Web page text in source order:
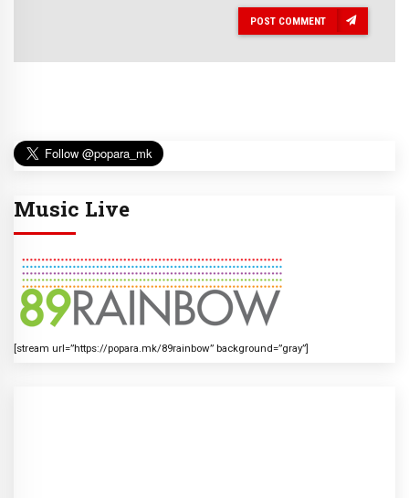
POST COMMENT
Music Live
[stream url=”https://popara.mk/89rainbow” background=”gray”]